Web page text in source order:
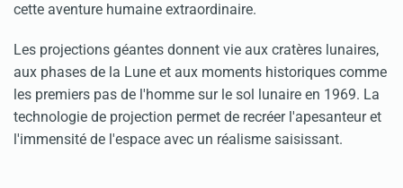
cette aventure humaine extraordinaire.
Les projections géantes donnent vie aux cratères lunaires,
aux phases de la Lune et aux moments historiques comme
les premiers pas de l'homme sur le sol lunaire en 1969. La
technologie de projection permet de recréer l'apesanteur et
l'immensité de l'espace avec un réalisme saisissant.